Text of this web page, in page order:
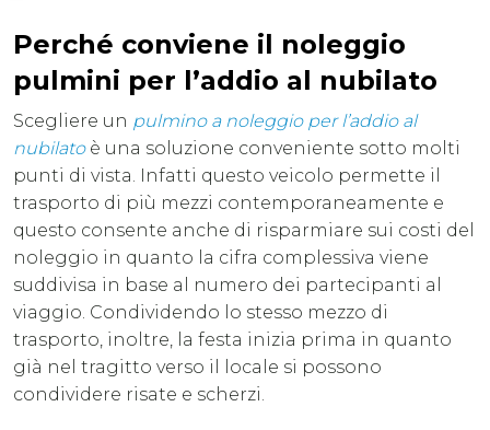
Perché conviene il noleggio
pulmini per l’addio al nubilato
Scegliere un pulmino a noleggio per l’addio al
nubilato è una soluzione conveniente sotto molti
punti di vista. Infatti questo veicolo permette il
trasporto di più mezzi contemporaneamente e
questo consente anche di risparmiare sui costi del
noleggio in quanto la cifra complessiva viene
suddivisa in base al numero dei partecipanti al
viaggio. Condividendo lo stesso mezzo di
trasporto, inoltre, la festa inizia prima in quanto
già nel tragitto verso il locale si possono
condividere risate e scherzi.